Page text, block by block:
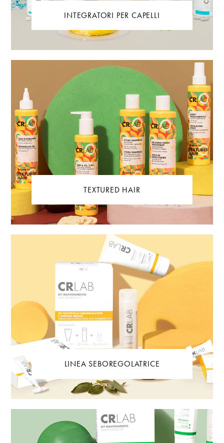
INTEGRATORI PER CAPELLI
TEXTURED HAIR
LINEA SEBOREGOLATRICE